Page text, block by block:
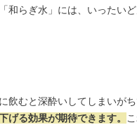
和らぎ水」には、いったい
飲むと深酔いしてしまいが
げる効果が期待できます。